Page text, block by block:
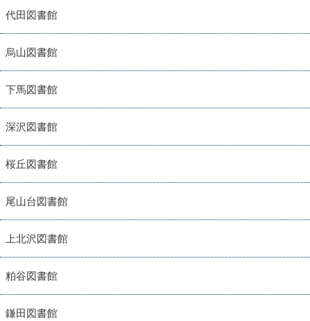
代田図書館
烏山図書館
下馬図書館
深沢図書館
桜丘図書館
尾山台図書館
上北沢図書館
粕谷図書館
鎌田図書館